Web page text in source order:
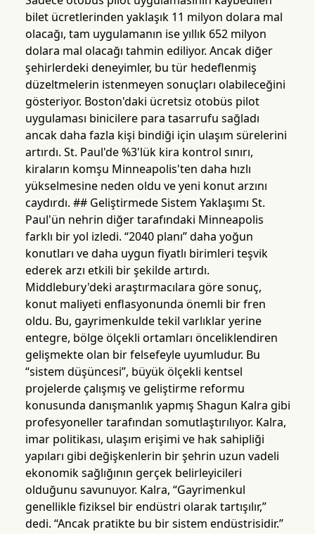
bilet ücretlerinden yaklaşık 11 milyon dolara mal
olacağı, tam uygulamanın ise yıllık 652 milyon
dolara mal olacağı tahmin ediliyor. Ancak diğer
şehirlerdeki deneyimler, bu tür hedeflenmiş
düzeltmelerin istenmeyen sonuçları olabileceğini
gösteriyor. Boston'daki ücretsiz otobüs pilot
uygulaması binicilere para tasarrufu sağladı
ancak daha fazla kişi bindiği için ulaşım sürelerini
artırdı. St. Paul'de %3'lük kira kontrol sınırı,
kiraların komşu Minneapolis'ten daha hızlı
yükselmesine neden oldu ve yeni konut arzını
caydırdı. ## Geliştirmede Sistem Yaklaşımı St.
Paul'ün nehrin diğer tarafındaki Minneapolis
farklı bir yol izledi. “2040 planı” daha yoğun
konutları ve daha uygun fiyatlı birimleri teşvik
ederek arzı etkili bir şekilde artırdı.
Middlebury'deki araştırmacılara göre sonuç,
konut maliyeti enflasyonunda önemli bir fren
oldu. Bu, gayrimenkulde tekil varlıklar yerine
entegre, bölge ölçekli ortamları önceliklendiren
gelişmekte olan bir felsefeyle uyumludur. Bu
“sistem düşüncesi”, büyük ölçekli kentsel
projelerde çalışmış ve geliştirme reformu
konusunda danışmanlık yapmış Shagun Kalra gibi
profesyoneller tarafından somutlaştırılıyor. Kalra,
imar politikası, ulaşım erişimi ve hak sahipliği
yapıları gibi değişkenlerin bir şehrin uzun vadeli
ekonomik sağlığının gerçek belirleyicileri
olduğunu savunuyor. Kalra, “Gayrimenkul
genellikle fiziksel bir endüstri olarak tartışılır,”
dedi. “Ancak pratikte bu bir sistem endüstrisidir.”